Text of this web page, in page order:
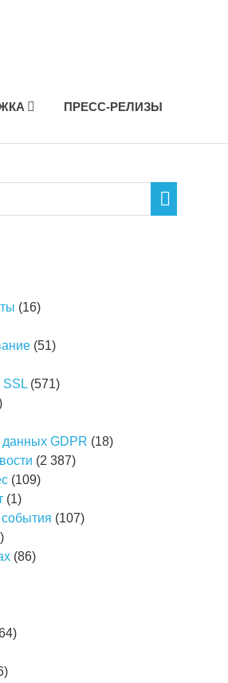
ПРЕСС-РЕЛИЗЫ
(16)
(51)
SSL (571)
GDPR (18)
(2 387)
(109)
(1)
(107)
(86)